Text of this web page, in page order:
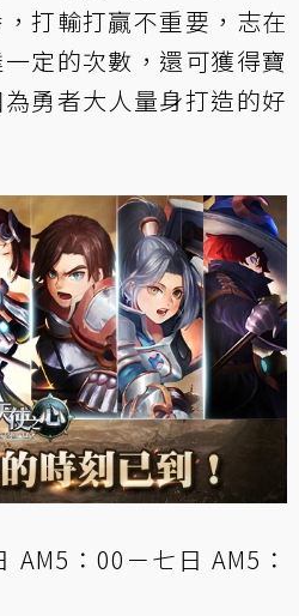
打輸打贏不重要，志在
定的次數，還可獲得寶
勇者大人量身打造的好
：00－七日 AM5：